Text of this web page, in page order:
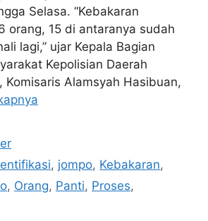
Selasa. “Kebakaran
orang, 15 di antaranya sudah
lagi,” ujar Kepala Bagian
Kepolisian Daerah
Komisaris Alamsyah Hasibuan,
, jompo, Kebakaran,
, Orang, Panti, Proses,